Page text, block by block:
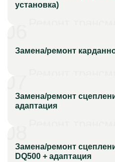
установка)
Замена/ремонт
Замена/ремонт
адаптация
Замена/ремонт
DQ500 + адаптация